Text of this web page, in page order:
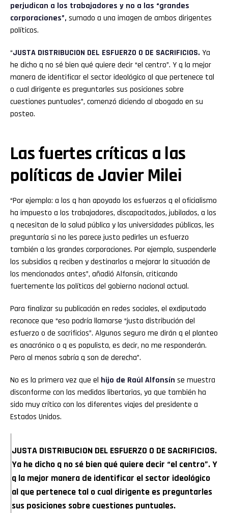
perjudican a los trabajadores y no a las “grandes
corporaciones”, sumado a una imagen de ambos dirigentes
políticos.
“JUSTA DISTRIBUCION DEL ESFUERZO O DE SACRIFICIOS. Ya
he dicho q no sé bien qué quiere decir “el centro”. Y q la mejor
manera de identificar el sector ideológico al que pertenece tal
o cual dirigente es preguntarles sus posiciones sobre
cuestiones puntuales”, comenzó diciendo al abogado en su
posteo.
Las fuertes críticas a las
políticas de Javier Milei
“Por ejemplo: a los q han apoyado los esfuerzos q el oficialismo
ha impuesto a los trabajadores, discapacitados, jubilados, a los
q necesitan de la salud pública y las universidades públicas, les
preguntaría si no les parece justo pedirles un esfuerzo
también a las grandes corporaciones. Por ejemplo, suspenderle
los subsidios q reciben y destinarlos a mejorar la situación de
los mencionados antes”, añadió Alfonsín, criticando
fuertemente las políticas del gobierno nacional actual.
Para finalizar su publicación en redes sociales, el exdiputado
reconoce que “eso podría llamarse “justa distribución del
esfuerzo o de sacrificios”. Algunos seguro me dirán q el planteo
es anacrónico o q es populista, es decir, no me responderán.
Pero al menos sabría q son de derecha”.
No es la primera vez que el hijo de Raúl Alfonsín se muestra
disconforme con las medidas libertarias, ya que también ha
sido muy crítico con los diferentes viajes del presidente a
Estados Unidos.
JUSTA DISTRIBUCION DEL ESFUERZO O DE SACRIFICIOS.
Ya he dicho q no sé bien qué quiere decir “el centro”. Y
q la mejor manera de identificar el sector ideológico
al que pertenece tal o cual dirigente es preguntarles
sus posiciones sobre cuestiones puntuales.